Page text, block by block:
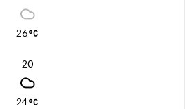
26
20
24